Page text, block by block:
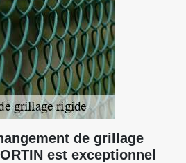
de grillage
est exceptionnel